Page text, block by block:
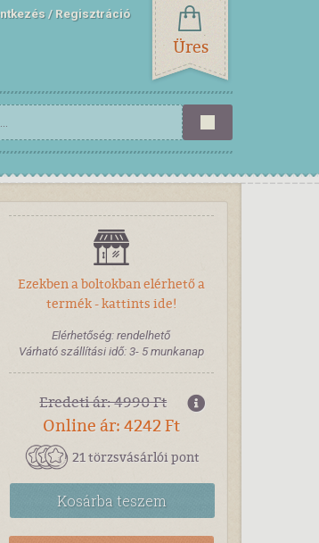
Regisztráció
Üres
Ezekben a boltokban elérhető a
termék - kattints ide!
Elérhetőség: rendelhető
Várható szállítási idő: 3- 5 munkanap
Eredeti ár: 4990 Ft
Online ár: 4242 Ft
21 törzsvásárlói pont
Kosárbateszem